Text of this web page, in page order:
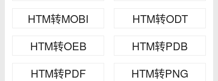
HTM转MOBI
HTM转ODT
HTM转OEB
HTM转PDB
HTM转PDF
HTM转PNG